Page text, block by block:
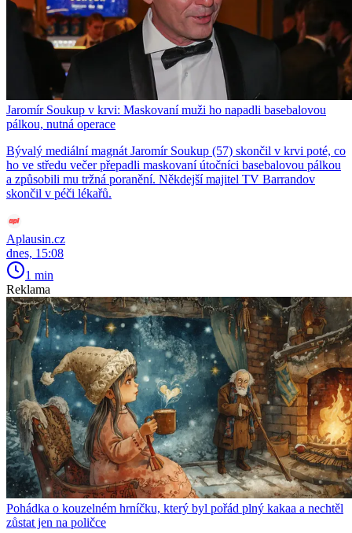
Jaromír Soukup v krvi: Maskovaní muži ho napadli basebalovou
pálkou, nutná operace
Bývalý mediální magnát Jaromír Soukup (57) skončil v krvi poté, co
ho ve středu večer přepadli maskovaní útočníci basebalovou pálkou
a způsobili mu tržná poranění. Někdejší majitel TV Barrandov
skončil v péči lékařů.
Aplausin.cz
dnes, 15:08
1 min
Reklama
Pohádka o kouzelném hrníčku, který byl pořád plný kakaa a nechtěl
zůstat jen na poličce